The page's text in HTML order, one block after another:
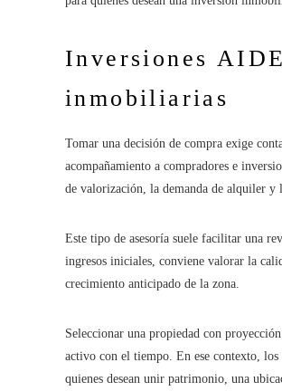
Inversiones
inmobiliarias
Tomar una decisión de compra exige
acompañamiento a compradores e
de valorización, la demanda de alquiler y
Este tipo de asesoría suele facilitar una
ingresos iniciales, conviene valorar la
crecimiento anticipado de la zona.
Seleccionar una propiedad con
activo con el tiempo. En ese contexto, los
quienes desean unir patrimonio, una